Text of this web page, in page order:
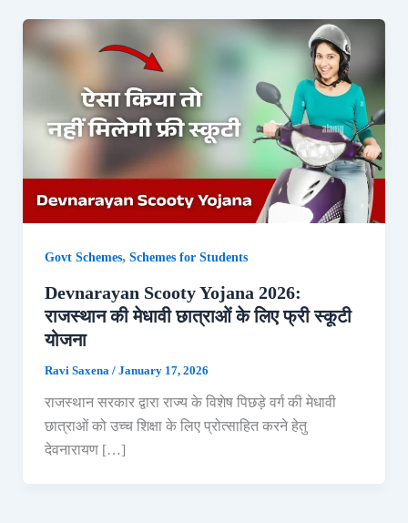
Govt Schemes, Schemes for Students
Devnarayan Scooty Yojana 2026:
राजस्थान की मेधावी छात्राओं के लिए फ्री स्कूटी
योजना
Ravi Saxena / January 17, 2026
राजस्थान सरकार द्वारा राज्य के विशेष पिछड़े वर्ग की मेधावी
छात्राओं को उच्च शिक्षा के लिए प्रोत्साहित करने हेतु
देवनारायण […]